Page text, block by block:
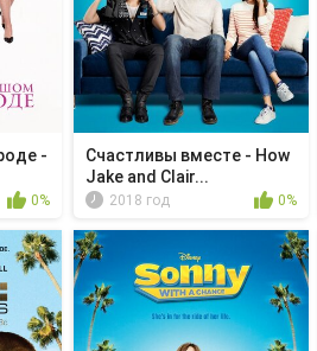
-
0%
Счастливы вместе - How
Jake and Clair...
2018 год 0%